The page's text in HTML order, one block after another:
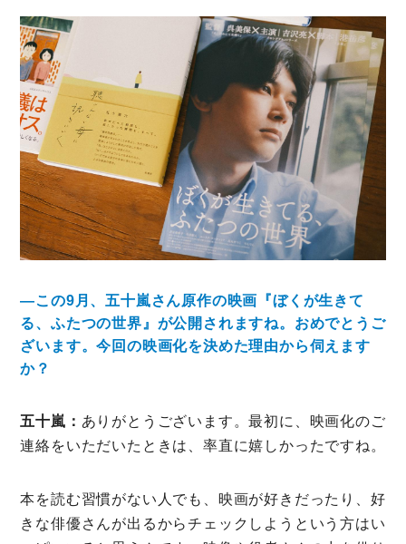
―この9月、五十嵐さん原作の映画『ぼくが生きて
る、ふたつの世界』が公開されますね。おめでとうご
ざいます。今回の映画化を決めた理由から伺えます
か？
五十嵐： ありがとうございます。最初に、映画化のご
連絡をいただいたときは、率直に嬉しかったですね。
本を読む習慣がない人でも、映画が好きだったり、好
きな俳優さんが出るからチェックしようという方はい